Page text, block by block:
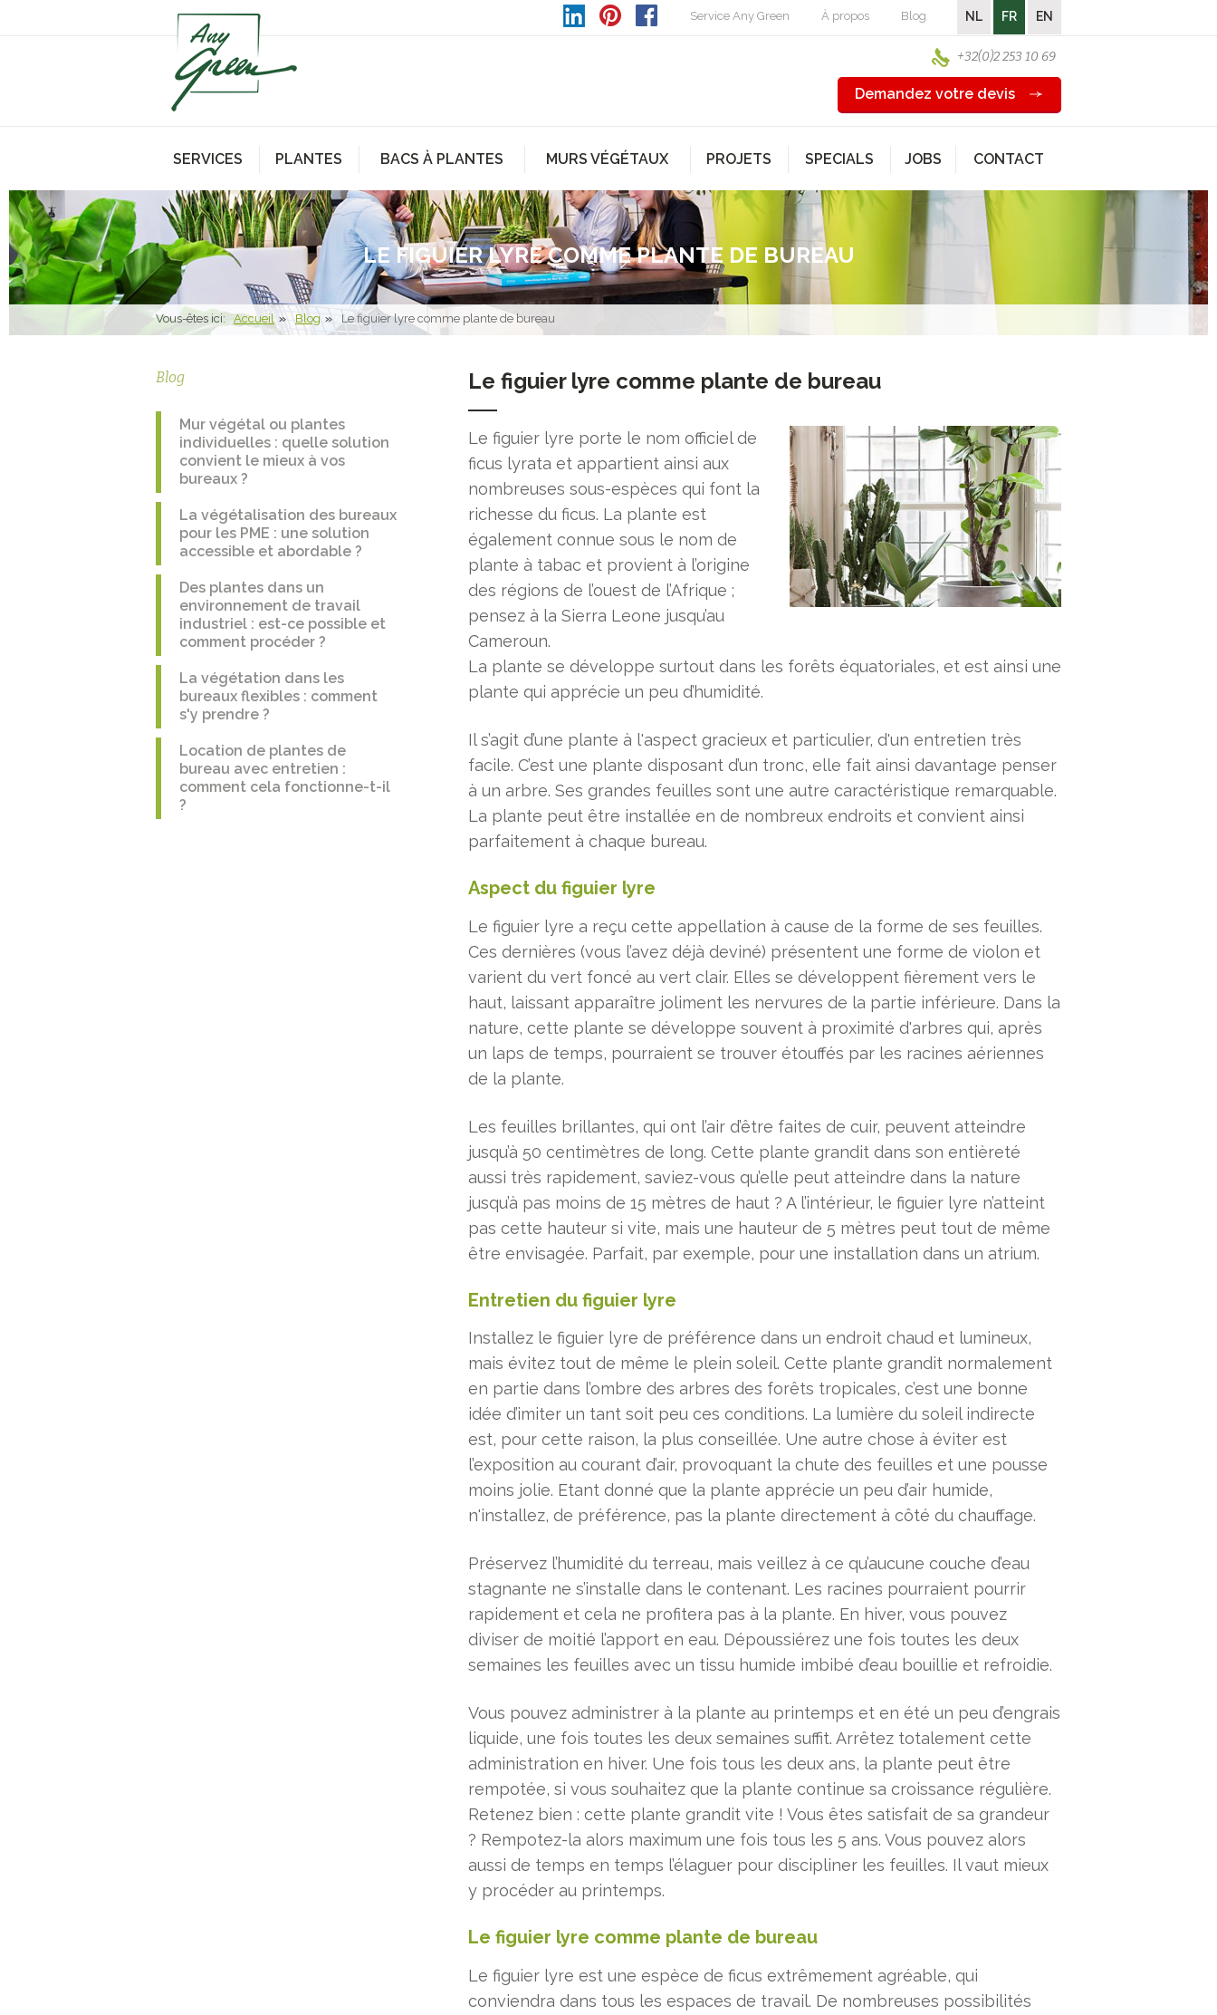
Service Any Green À propos Blog NL FR EN
+32(0)2 253 10 69
Demandez votre devis
SERVICES PLANTES BACS À PLANTES MURS VÉGÉTAUX PROJETS SPECIALS JOBS CONTACT
LE FIGUIER LYRE COMME PLANTE DE BUREAU
Vous-êtes ici: Accueil Blog Le figuier lyre comme plante de bureau
Le figuier lyre comme plante de bureau
Le figuier lyre porte le nom officiel de
ficus lyrata et appartient ainsi aux
nombreuses sous-espèces qui font la
richesse du ficus. La plante est
également connue sous le nom de
plante à tabac et provient à l’origine
des régions de l’ouest de l’Afrique ;
pensez à la Sierra Leone jusqu’au
Cameroun.
La plante se développe surtout dans les forêts équatoriales, et est ainsi une
plante qui apprécie un peu d’humidité.
Il s’agit d’une plante à l'aspect gracieux et particulier, d'un entretien très
facile. C’est une plante disposant d’un tronc, elle fait ainsi davantage penser
à un arbre. Ses grandes feuilles sont une autre caractéristique remarquable.
La plante peut être installée en de nombreux endroits et convient ainsi
parfaitement à chaque bureau.
Aspect du figuier lyre
Le figuier lyre a reçu cette appellation à cause de la forme de ses feuilles.
Ces dernières (vous l’avez déjà deviné) présentent une forme de violon et
varient du vert foncé au vert clair. Elles se développent fièrement vers le
haut, laissant apparaître joliment les nervures de la partie inférieure. Dans la
nature, cette plante se développe souvent à proximité d'arbres qui, après
un laps de temps, pourraient se trouver étouffés par les racines aériennes
de la plante.
Les feuilles brillantes, qui ont l’air d’être faites de cuir, peuvent atteindre
jusqu’à 50 centimètres de long. Cette plante grandit dans son entièreté
aussi très rapidement, saviez-vous qu’elle peut atteindre dans la nature
jusqu’à pas moins de 15 mètres de haut ? A l’intérieur, le figuier lyre n’atteint
pas cette hauteur si vite, mais une hauteur de 5 mètres peut tout de même
être envisagée. Parfait, par exemple, pour une installation dans un atrium.
Entretien du figuier lyre
Installez le figuier lyre de préférence dans un endroit chaud et lumineux,
mais évitez tout de même le plein soleil. Cette plante grandit normalement
en partie dans l’ombre des arbres des forêts tropicales, c’est une bonne
idée d’imiter un tant soit peu ces conditions. La lumière du soleil indirecte
est, pour cette raison, la plus conseillée. Une autre chose à éviter est
l’exposition au courant d’air, provoquant la chute des feuilles et une pousse
moins jolie. Etant donné que la plante apprécie un peu d’air humide,
n'installez, de préférence, pas la plante directement à côté du chauffage.
Préservez l’humidité du terreau, mais veillez à ce qu’aucune couche d’eau
stagnante ne s’installe dans le contenant. Les racines pourraient pourrir
rapidement et cela ne profitera pas à la plante. En hiver, vous pouvez
diviser de moitié l’apport en eau. Dépoussiérez une fois toutes les deux
semaines les feuilles avec un tissu humide imbibé d’eau bouillie et refroidie.
Vous pouvez administrer à la plante au printemps et en été un peu d’engrais
liquide, une fois toutes les deux semaines suffit. Arrêtez totalement cette
administration en hiver. Une fois tous les deux ans, la plante peut être
rempotée, si vous souhaitez que la plante continue sa croissance régulière.
Retenez bien : cette plante grandit vite ! Vous êtes satisfait de sa grandeur
? Rempotez-la alors maximum une fois tous les 5 ans. Vous pouvez alors
aussi de temps en temps l’élaguer pour discipliner les feuilles. Il vaut mieux
y procéder au printemps.
Le figuier lyre comme plante de bureau
Le figuier lyre est une espèce de ficus extrêmement agréable, qui
conviendra dans tous les espaces de travail. De nombreuses possibilités
Blog
Mur végétal ou plantes
individuelles : quelle solution
convient le mieux à vos
bureaux ?
La végétalisation des bureaux
pour les PME : une solution
accessible et abordable ?
Des plantes dans un
environnement de travail
industriel : est-ce possible et
comment procéder ?
La végétation dans les
bureaux flexibles : comment
s'y prendre ?
Location de plantes de
bureau avec entretien :
comment cela fonctionne-t-il
?